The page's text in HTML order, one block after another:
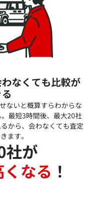
なくても比較が
ないと概算すらわからな
最短3時間後、最大20社
から、会わなくても査定
ます。
社が
なる ！